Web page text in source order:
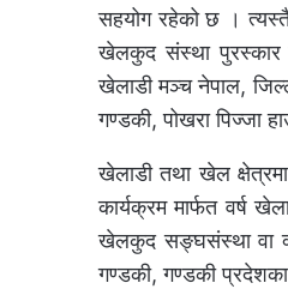
सहयोग रहेको छ । त्यस्तै
खेलकुद संस्था पुरस्कार
खेलाडी मञ्च नेपाल,
गण्डकी, पोखरा पिज्जा
खेलाडी तथा खेल
कार्यक्रम मार्फत वर्ष
खेलकुद सङ्घसंस्था वा
गण्डकी, गण्डकी